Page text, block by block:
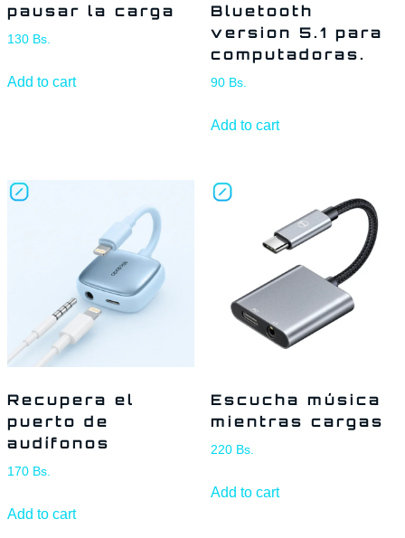
pausar la carga
130 Bs.
Add to cart
Bluetooth
version 5.1 para
computadoras.
90 Bs.
Add to cart
Recupera el
puerto de
audífonos
170 Bs.
Add to cart
Escucha música
mientras cargas
220 Bs.
Add to cart